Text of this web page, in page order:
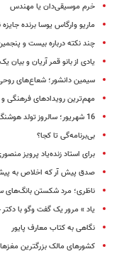
خرم موسیقی‌دان یا مهندس
ماریو وارگاس یوسا برنده جایزه نوبل
چند نکته درباره بیست و
یادی از بانو قمر آریان و بیان
سیمین دانشور؛ شعاع‌های
مهم‌ترین رویدادهای فرهنگی و
16 شهریور؛ سالروز تولد هوشنگ مرادی کرمانی
بی‌برنامه‌‌گی تا کجا؟
برای استاد زنده‌یاد پرویز
صدق پیش آر که اخلاص به
ناظری؛ مرد شکستن
یاد‍ » مرور یک گفت وگو با
نگاهی به کتاب معارف پایور
کشورهای مالک بزرگترین